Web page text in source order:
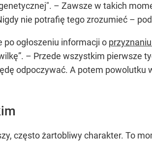
". – Zawsze w takich
nie potrafię tego zrozumieć –
po ogłoszeniu informacji o
. – Przede wszystkim pierwsze
odpoczywać. A potem powolutku
często żartobliwy charakter. To